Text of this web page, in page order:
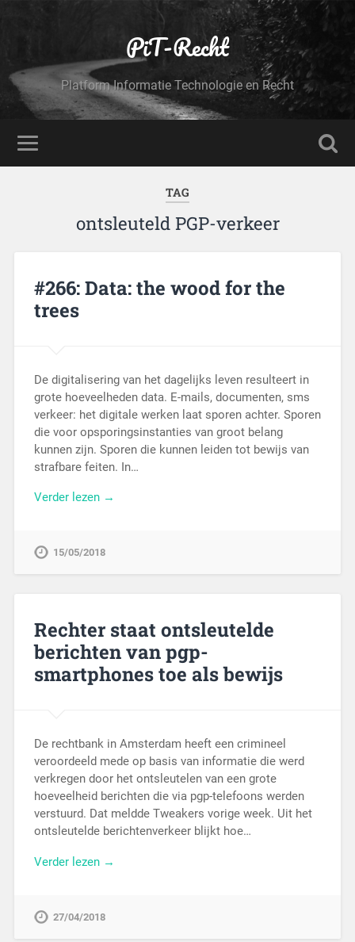
PiT-Recht
Platform Informatie Technologie en Recht
TAG
ontsleuteld PGP-verkeer
#266: Data: the wood for the
trees
De digitalisering van het dagelijks leven resulteert in
grote hoeveelheden data. E-mails, documenten, sms
verkeer: het digitale werken laat sporen achter. Sporen
die voor opsporingsinstanties van groot belang
kunnen zijn. Sporen die kunnen leiden tot bewijs van
strafbare feiten. In…
Verder lezen →
15/05/2018
Rechter staat ontsleutelde
berichten van pgp-
smartphones toe als bewijs
De rechtbank in Amsterdam heeft een crimineel
veroordeeld mede op basis van informatie die werd
verkregen door het ontsleutelen van een grote
hoeveelheid berichten die via pgp-telefoons werden
verstuurd. Dat meldde Tweakers vorige week. Uit het
ontsleutelde berichtenverkeer blijkt hoe…
Verder lezen →
27/04/2018